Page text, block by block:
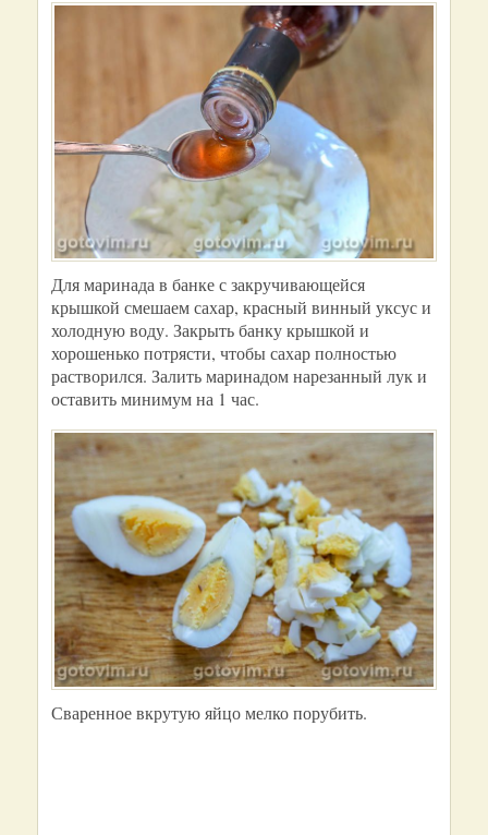
Для маринада в банке с закручивающейся
крышкой смешаем сахар, красный винный уксус и
холодную воду. Закрыть банку крышкой и
хорошенько потрясти, чтобы сахар полностью
растворился. Залить маринадом нарезанный лук и
оставить минимум на 1 час.
Сваренное вкрутую яйцо мелко порубить.